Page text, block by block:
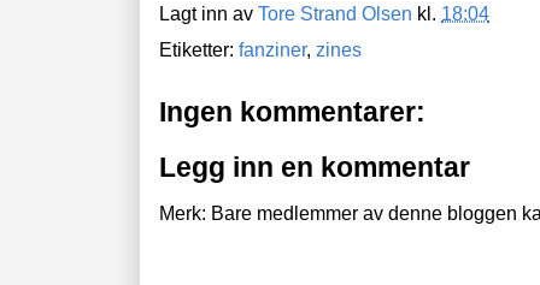
Lagt inn av Tore Strand Olsen kl. 18:04
Etiketter: fanziner, zines
Ingen kommentarer:
Legg inn en kommentar
Merk: Bare medlemmer av denne bloggen